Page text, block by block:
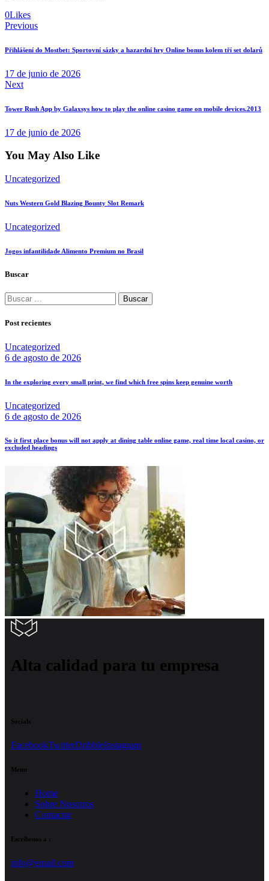
0Likes
Navegación
de
Previous
Přihlášení do Mostbet: Sportovní sázky a hazardní hry Online bonus kolem tří set dolarů
17 de junio de 2026
Next
Tower Rush App by Galaxsys how to play the online casino game on mobile devices.2013
17 de junio de 2026
You May Also Like
Uncategorized
Nuts Western Gold Blazing Bounty Slot Remark
Uncategorized
Jogos infantilidade Alimento Premium no Brasil
Buscar
Buscar:
Post recientes
Uncategorized
6 de agosto de 2026
In the exploring every small print, we find which free spins keep genuine worth
Uncategorized
6 de agosto de 2026
So it first place bonus will not apply at dining table online game, real time local casino, or
excluded headings
Alta calidad para tu empresa
Socials
FacebookTwitterDribbleInstagram
Menu
Home
Sobre Nosotros
Contactar
Escríbenos a :
info@email.com